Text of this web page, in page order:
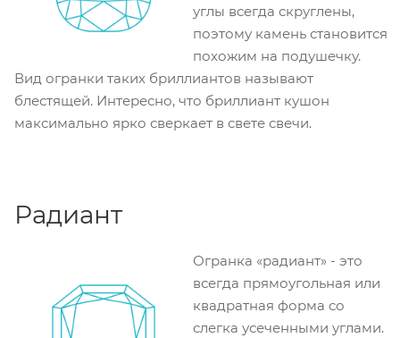
углы всегда скруглены,
поэтому камень становится
похожим на подушечку.
Вид огранки таких бриллиантов называют
блестящей. Интересно, что бриллиант кушон
максимально ярко сверкает в свете свечи.
Радиант
Огранка «радиант» - это
всегда прямоугольная или
квадратная форма со
слегка усеченными углами.